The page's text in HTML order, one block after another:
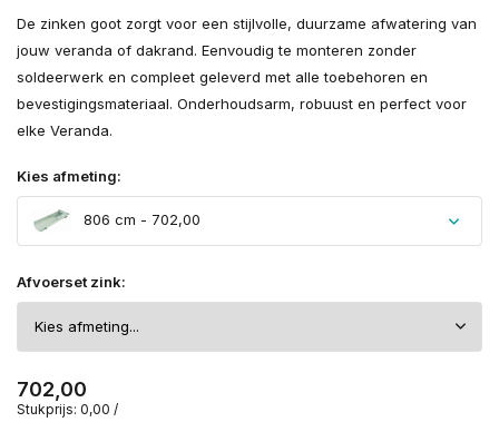
De zinken goot zorgt voor een stijlvolle, duurzame afwatering van
jouw veranda of dakrand. Eenvoudig te monteren zonder
soldeerwerk en compleet geleverd met alle toebehoren en
bevestigingsmateriaal. Onderhoudsarm, robuust en perfect voor
elke Veranda.
Kies afmeting:
806 cm - 702,00
Afvoerset zink:
702,00
Stukprijs: 0,00 /